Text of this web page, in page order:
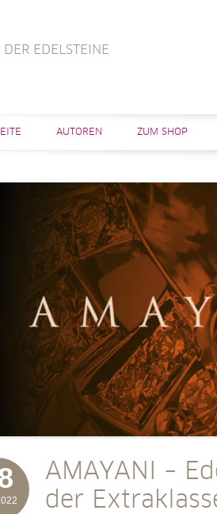
DER EDELSTEINE
AUTOREN ZUM SHOP
AMAYANI –
der